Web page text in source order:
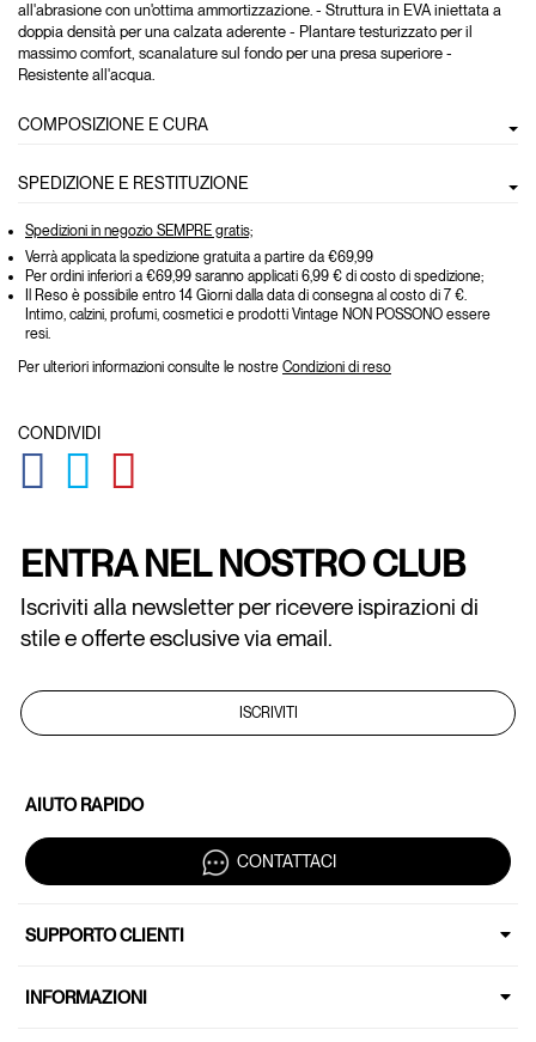
all'abrasione con un'ottima ammortizzazione. - Struttura in EVA iniettata a
doppia densità per una calzata aderente - Plantare testurizzato per il
massimo comfort, scanalature sul fondo per una presa superiore -
Resistente all'acqua.
COMPOSIZIONE E CURA
SPEDIZIONE E RESTITUZIONE
Spedizioni in negozio SEMPRE gratis;
Verrà applicata la spedizione gratuita a partire da €69,99
Per ordini inferiori a €69,99 saranno applicati 6,99 € di costo di spedizione;
Il Reso è possibile entro 14 Giorni dalla data di consegna al costo di 7 €.
Intimo, calzini, profumi, cosmetici e prodotti Vintage NON POSSONO essere
resi.
Per ulteriori informazioni consulte le nostre Condizioni di reso
CONDIVIDI
GLOBAL.SOCIALSHARE.FACEBOOK
GLOBAL.SOCIALSHARE.TWITTER
ENTRA NEL NOSTRO CLUB
Iscriviti alla newsletter per ricevere ispirazioni di
stile e offerte esclusive via email.
ISCRIVITI
AIUTO RAPIDO
CONTATTACI
SUPPORTO CLIENTI
INFORMAZIONI